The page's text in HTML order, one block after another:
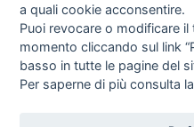
Direttrice Responsabile: Alessandra
a quali cookie acconsentire.
Puoi revocare o modificare
momento cliccando sul link
basso in tutte le pagine del
Per saperne di più consulta